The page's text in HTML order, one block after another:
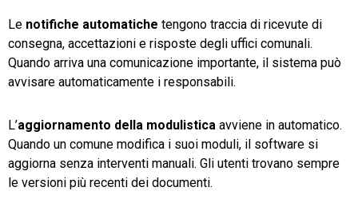
Le notifiche automatiche tengono traccia di ricevute di
consegna, accettazioni e risposte degli uffici comunali.
Quando arriva una comunicazione importante, il sistema può
avvisare automaticamente i responsabili.
L’aggiornamento della modulistica avviene in automatico.
Quando un comune modifica i suoi moduli, il software si
aggiorna senza interventi manuali. Gli utenti trovano sempre
le versioni più recenti dei documenti.